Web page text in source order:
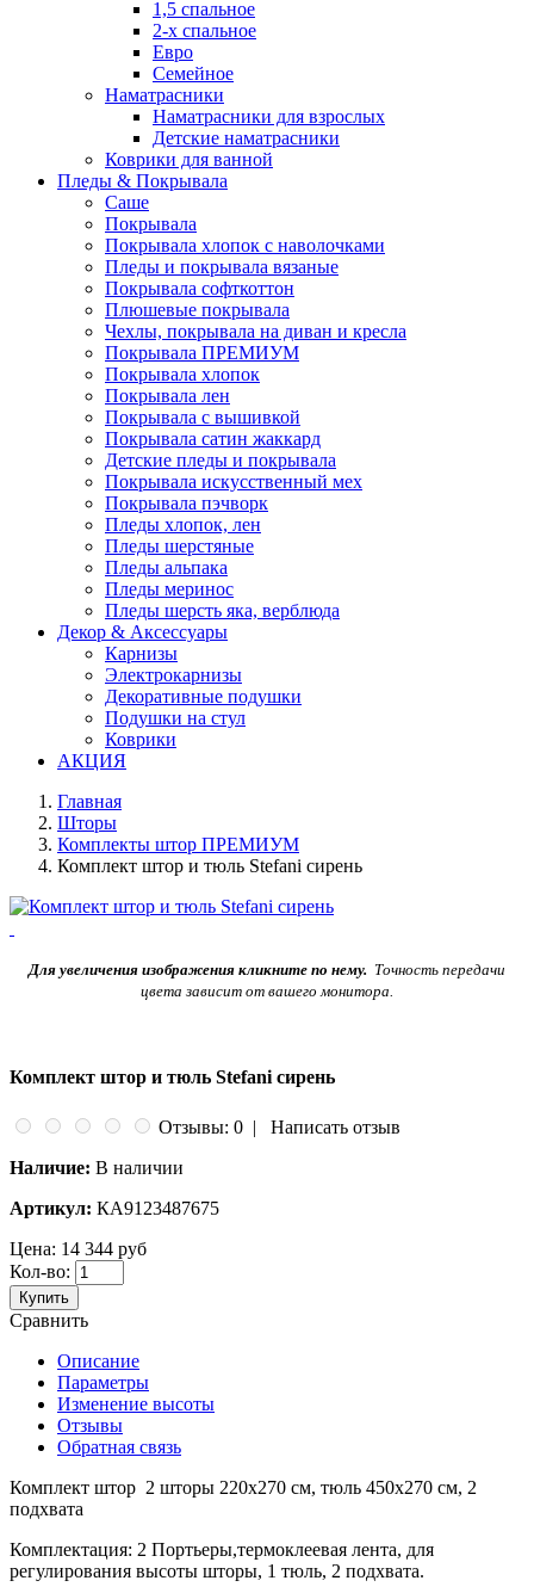
1,5 спальное
2-х спальное
Евро
Семейное
Наматрасники
Наматрасники для взрослых
Детские наматрасники
Коврики для ванной
Пледы & Покрывала
Саше
Покрывала
Покрывала хлопок с наволочками
Пледы и покрывала вязаные
Покрывала софткоттон
Плюшевые покрывала
Чехлы, покрывала на диван и кресла
Покрывала ПРЕМИУМ
Покрывала хлопок
Покрывала лен
Покрывала с вышивкой
Покрывала сатин жаккард
Детские пледы и покрывала
Покрывала искусственный мех
Покрывала пэчворк
Пледы хлопок, лен
Пледы шерстяные
Пледы альпака
Пледы меринос
Пледы шерсть яка, верблюда
Декор & Аксессуары
Карнизы
Электрокарнизы
Декоративные подушки
Подушки на стул
Коврики
АКЦИЯ
Главная
Шторы
Комплекты штор ПРЕМИУМ
Комплект штор и тюль Stefani сирень
Для увеличения изображения кликните по нему. Точность передачи
цвета зависит от вашего монитора.
Комплект штор и тюль Stefani сирень
Отзывы: 0 | Написать отзыв
Наличие: В наличии
Артикул: КА9123487675
Цена: 14 344 руб
Кол-во:
Купить
Сравнить
Описание
Параметры
Изменение высоты
Отзывы
Обратная связь
Комплект штор 2 шторы 220х270 см, тюль 450х270 см, 2
подхвата
Комплектация: 2 Портьеры,термоклеевая лента, для
регулирования высоты шторы, 1 тюль, 2 подхвата.